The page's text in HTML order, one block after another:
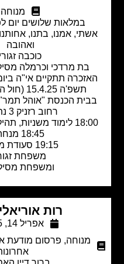
מנוחה
במלאות שלושים יום
אמנו, בתנו, אחותנו
כוכבה זגורי
בת מרדכי וכרמלה מסילתי
תתקיים אי"ה ביום שלישי
הכנסת "אוהל תמר" ע"ש
רחוב רזניק 3 נתניה.
משפחת זגורי
ומשפחת מסילתי.
רות אוריאלי ז"ל
אפריל 14, 2025
מנוחה
פרסום מודעת אבל
אחרונות